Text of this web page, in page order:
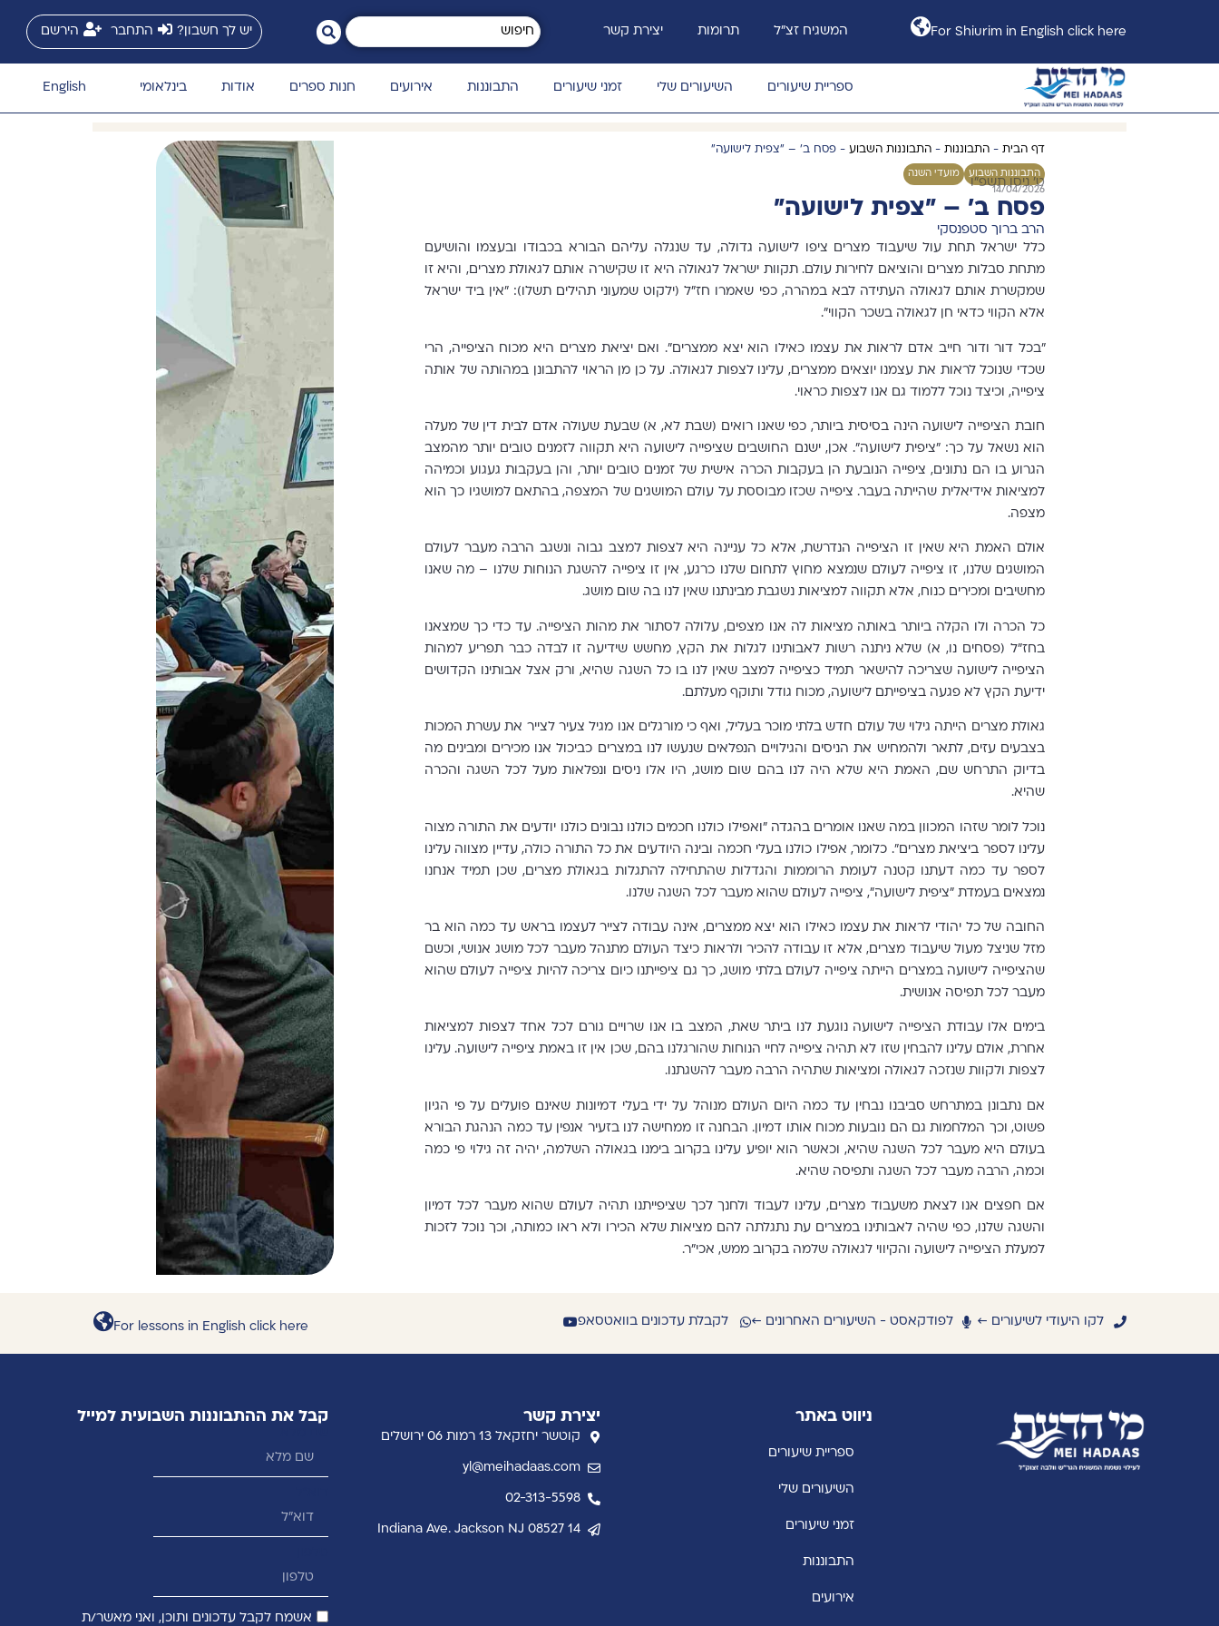
For Shiurim in English click here המשגיח זצ״ל תרומות יצירת קשר יש לך חשבון? התחבר הירשם
ספריית שיעורים השיעורים שלי זמני שיעורים התבוננות אירועים חנות ספרים אודות בינלאומי English
דף הבית - התבוננות - התבוננות השבוע - פסח ב' – "צפית לישועה"
התבוננות השבוע
מועדי השנה
14/04/2026
ט' ניסן תשפ"ו
פסח ב' – "צפית לישועה"
הרב ברוך סטפנסקי
כלל ישראל תחת עול שיעבוד מצרים ציפו לישועה גדולה, עד שנגלה עליהם הבורא בכבודו ובעצמו והושיעם
מתחת סבלות מצרים והוציאם לחירות עולם. תקוות ישראל לגאולה היא זו שקישרה אותם לגאולת מצרים, והיא זו
שמקשרת אותם לגאולה העתידה לבא במהרה, כפי שאמרו חז"ל (ילקוט שמעוני תהילים תשלו): "אין ביד ישראל
אלא הקווי כדאי חן לגאולה בשכר הקווי".
"בכל דור ודור חייב אדם לראות את עצמו כאילו הוא יצא ממצרים". ואם יציאת מצרים היא מכוח הציפייה, הרי
שכדי שנוכל לראות את עצמנו יוצאים ממצרים, עלינו לצפות לגאולה. על כן מן הראוי להתבונן במהותה של אותה
ציפייה, וכיצד נוכל ללמוד גם אנו לצפות כראוי.
חובת הציפייה לישועה הינה בסיסית ביותר, כפי שאנו רואים (שבת לא, א) שבעת שעולה אדם לבית דין של מעלה
הוא נשאל על כך: "ציפית לישועה". אכן, ישנם החושבים שציפייה לישועה היא תקווה לזמנים טובים יותר מהמצב
הגרוע בו הם נתונים, ציפייה הנובעת הן בעקבות הכרה אישית של זמנים טובים יותר, והן בעקבות געגוע וכמיהה
למציאות אידיאלית שהייתה בעבר. ציפייה שכזו מבוססת על עולם המושגים של המצפה, בהתאם למושגיו כך הוא
מצפה.
אולם האמת היא שאין זו הציפייה הנדרשת, אלא כל עניינה היא לצפות למצב גבוה ונשגב הרבה מעבר לעולם
המושגים שלנו, זו ציפייה לעולם שנמצא מחוץ לתחום שלנו כרגע, אין זו ציפייה להשגת הנוחות שלנו – מה שאנו
מחשיבים ומכירים כנוח, אלא תקווה למציאות נשגבת מבינתנו שאין לנו בה שום מושג.
כל הכרה ולו הקלה ביותר באותה מציאות לה אנו מצפים, עלולה לסתור את מהות הציפייה. עד כדי כך שמצאנו
בחז"ל (פסחים נו, א) שלא ניתנה רשות לאבותינו לגלות את הקץ, מחשש שידיעה זו לבדה כבר תפריע למהות
הציפייה לישועה שצריכה להישאר תמיד כציפייה למצב שאין לנו בו כל השגה שהיא, ורק אצל אבותינו הקדושים
ידיעת הקץ לא פגעה בציפייתם לישועה, מכוח גודל ותוקף מעלתם.
גאולת מצרים הייתה גילוי של עולם חדש בלתי מוכר בעליל, ואף כי מורגלים אנו מגיל צעיר לצייר את עשרת המכות
בצבעים עזים, לתאר ולהמחיש את הניסים והגילויים הנפלאים שנעשו לנו במצרים כביכול אנו מכירים ומבינים מה
בדיוק התרחש שם, האמת היא שלא היה לנו בהם שום מושג, היו אלו ניסים ונפלאות מעל לכל השגה והכרה
שהיא.
נוכל לומר שזהו המכוון במה שאנו אומרים בהגדה "ואפילו כולנו חכמים כולנו נבונים כולנו יודעים את התורה מצוה
עלינו לספר ביציאת מצרים". כלומר, אפילו כולנו בעלי חכמה ובינה היודעים את כל התורה כולה, עדיין מצווה עלינו
לספר עד כמה דעתנו קטנה לעומת הרוממות והגדלות שהתחילה להתגלות בגאולת מצרים, שכן תמיד אנחנו
נמצאים בעמדת "ציפית לישועה", ציפייה לעולם שהוא מעבר לכל השגה שלנו.
החובה של כל יהודי לראות את עצמו כאילו הוא יצא ממצרים, אינה עבודה לצייר לעצמו בראש עד כמה הוא בר
מזל שניצל מעול שיעבוד מצרים, אלא זו עבודה להכיר ולראות כיצד העולם מתנהל מעבר לכל מושג אנושי, וכשם
שהציפייה לישועה במצרים הייתה ציפייה לעולם בלתי מושג, כך גם ציפייתנו כיום צריכה להיות ציפייה לעולם שהוא
מעבר לכל תפיסה אנושית.
בימים אלו עבודת הציפייה לישועה נוגעת לנו ביתר שאת, המצב בו אנו שרויים גורם לכל אחד לצפות למציאות
אחרת, אולם עלינו להבחין שזו לא תהיה ציפייה לחיי הנוחות שהורגלנו בהם, שכן אין זו באמת ציפייה לישועה. עלינו
לצפות ולקוות שנזכה לגאולה ומציאות שתהיה הרבה מעבר להשגתנו.
אם נתבונן במתרחש סביבנו נבחין עד כמה היום העולם מנוהל על ידי בעלי דמיונות שאינם פועלים על פי הגיון
פשוט, וכך המלחמות גם הם נובעות מכוח אותו דמיון. הבחנה זו ממחישה לנו בזעיר אנפין עד כמה הנהגת הבורא
בעולם היא מעבר לכל השגה שהיא, וכאשר הוא יופיע עלינו בקרוב בימנו בגאולה השלמה, יהיה זה גילוי פי כמה
וכמה, הרבה מעבר לכל השגה ותפיסה שהיא.
אם חפצים אנו לצאת משעבוד מצרים, עלינו לעבוד ולחנך לכך שציפייתנו תהיה לעולם שהוא מעבר לכל דמיון
והשגה שלנו, כפי שהיה לאבותינו במצרים עת נתגלתה להם מציאות שלא הכירו ולא ראו כמותה, וכך נוכל לזכות
למעלת הציפייה לישועה והקיווי לגאולה שלמה בקרוב ממש, אכי"ר.
לקו היעודי לשיעורים ← לפודקאסט - השיעורים האחרונים ← לקבלת עדכונים בוואטסאפ For lessons in English click here
ניווט באתר
ספריית שיעורים
השיעורים שלי
זמני שיעורים
התבוננות
אירועים
יצירת קשר
קוטשר יחזקאל 13 רמות 06 ירושלים
yl@meihadaas.com
02-313-5598
14 Indiana Ave. Jackson NJ 08527
קבל את ההתבוננות השבועית למייל
אשמח לקבל עדכונים ותוכן, ואני מאשר/ת